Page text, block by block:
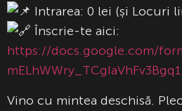
Intrarea: 0 lei (și Locuri
Înscrie-te aici:
https://docs.google.com/
Vino cu mintea deschisă.